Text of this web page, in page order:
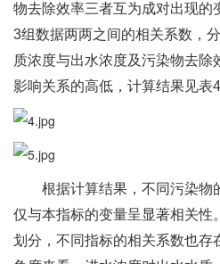
物去除效率三者互为成对出现的
3组数据两两之间的相关系数，
质浓度与出水浓度及污染物去除
影响关系的高低，计算结果见表
根据计算结果，不同污染物
仅与本指标的变量呈显著相关性
划分，不同指标的相关系数也存